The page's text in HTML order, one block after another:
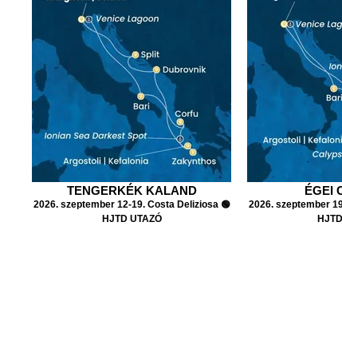
TENGERKÉK KALAND
2026. szeptember 12-19. Costa Deliziosa 🟢
HJTD UTAZÓ
ÉGEI
2026. szeptember